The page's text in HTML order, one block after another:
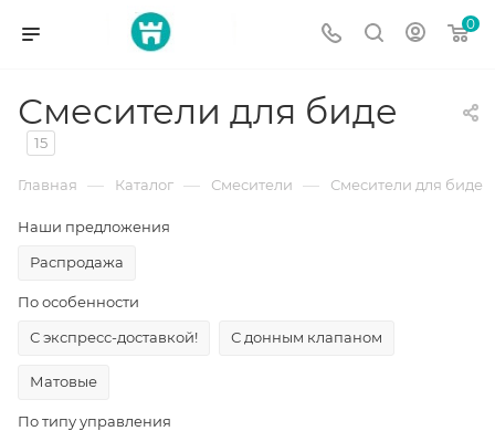
0
Смесители для биде
15
Главная — Каталог — Смесители — Смесители для биде
Наши предложения
Распродажа
По особенности
С экспресс-доставкой!
С донным клапаном
Матовые
По типу управления